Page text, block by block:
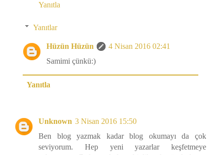
Yanıtla
Yanıtlar
Hüzün Hüzün
4 Nisan 2016 02:41
Samimi çünkü:)
Yanıtla
Unknown 3 Nisan 2016 15:50
Ben blog yazmak kadar blog okumayı da çok
seviyorum. Hep yeni yazarlar keşfetmeye